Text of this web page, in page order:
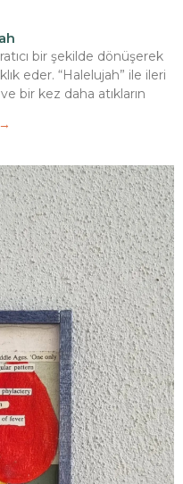
bir şekilde dönüşerek
eder. “Halelujah” ile ileri
bir kez daha atıkların